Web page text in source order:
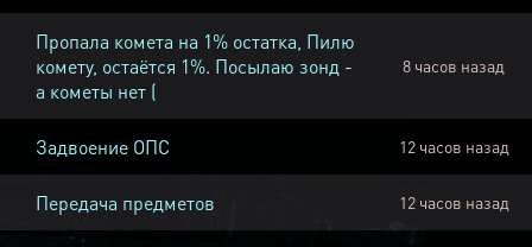
Пропала комета на 1% остатка, Пилю
комету, остаётся 1%. Посылаю зонд -
а кометы нет (
8 часов назад
Задвоение ОПС 12 часов назад
Передача предметов 12 часов назад